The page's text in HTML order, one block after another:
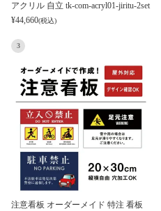
アクリル 自立 tk-com-acryl01-jiritu-2set
¥44,660(税込)
3
注意看板 オーダーメイド 特注 看板